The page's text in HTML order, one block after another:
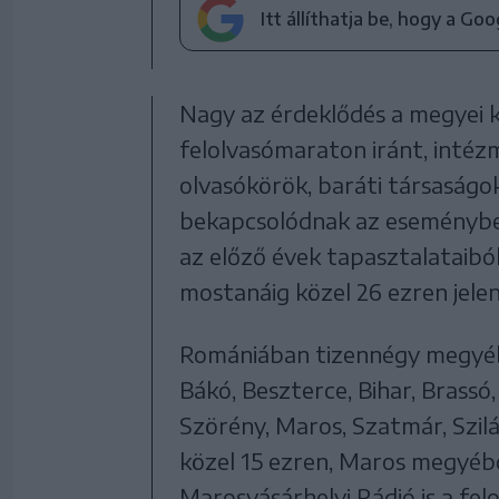
Itt állíthatja be, hogy a
Nagy az érdeklődés a
felolvasómaraton iránt,
olvasókörök, baráti
bekapcsolódnak az
az előző évek
mostanáig közel 26 ezren
Romániában tizennégy
Bákó, Beszterce, Bihar,
Szörény, Maros, Szatmár,
közel 15 ezren, Maros